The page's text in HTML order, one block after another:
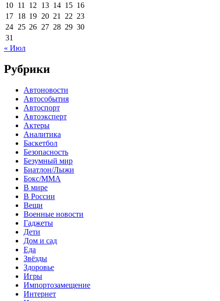
10 11 12 13 14 15 16
17 18 19 20 21 22 23
24 25 26 27 28 29 30
31
« Июл
Рубрики
Автоновости
Автособытия
Автоспорт
Автоэксперт
Актеры
Аналитика
Баскетбол
Безопасность
Безумный мир
Биатлон/Лыжи
Бокс/MMA
В мире
В России
Вещи
Военные новости
Гаджеты
Дети
Дом и сад
Еда
Звёзды
Здоровье
Игры
Импортозамещение
Интернет